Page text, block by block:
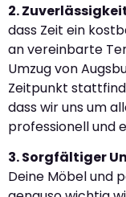
2.
dass Zeit ein
an vereinbarte
Umzug von
Zeitpunkt
dass wir uns um
professionell und
3. Sorgfältiger
Deine Möbel und